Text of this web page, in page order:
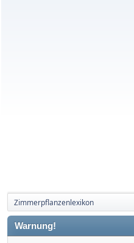
Zimmerpflanzenlexikon
Warnung!